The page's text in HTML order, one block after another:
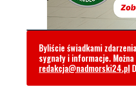
Byliście świadkami
sygnały i informacje.
redakcja@nadmorski24.pl